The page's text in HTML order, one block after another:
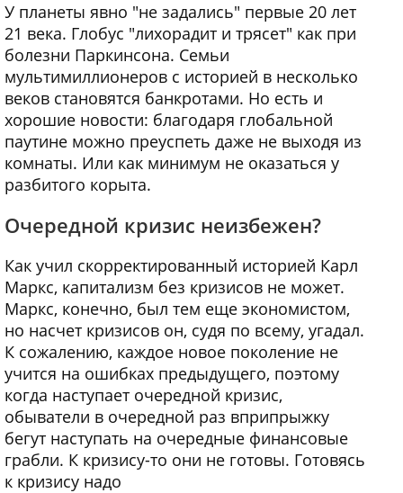
У планеты явно "не задались" первые 20 лет
21 века. Глобус "лихорадит и трясет" как при
болезни Паркинсона. Семьи
мультимиллионеров с историей в несколько
веков становятся банкротами. Но есть и
хорошие новости: благодаря глобальной
паутине можно преуспеть даже не выходя из
комнаты. Или как минимум не оказаться у
разбитого корыта.
Очередной кризис неизбежен?
Как учил скорректированный историей Карл
Маркс, капитализм без кризисов не может.
Маркс, конечно, был тем еще экономистом,
но насчет кризисов он, судя по всему, угадал.
К сожалению, каждое новое поколение не
учится на ошибках предыдущего, поэтому
когда наступает очередной кризис,
обыватели в очередной раз вприпрыжку
бегут наступать на очередные финансовые
грабли. К кризису-то они не готовы. Готовясь
к кризису надо